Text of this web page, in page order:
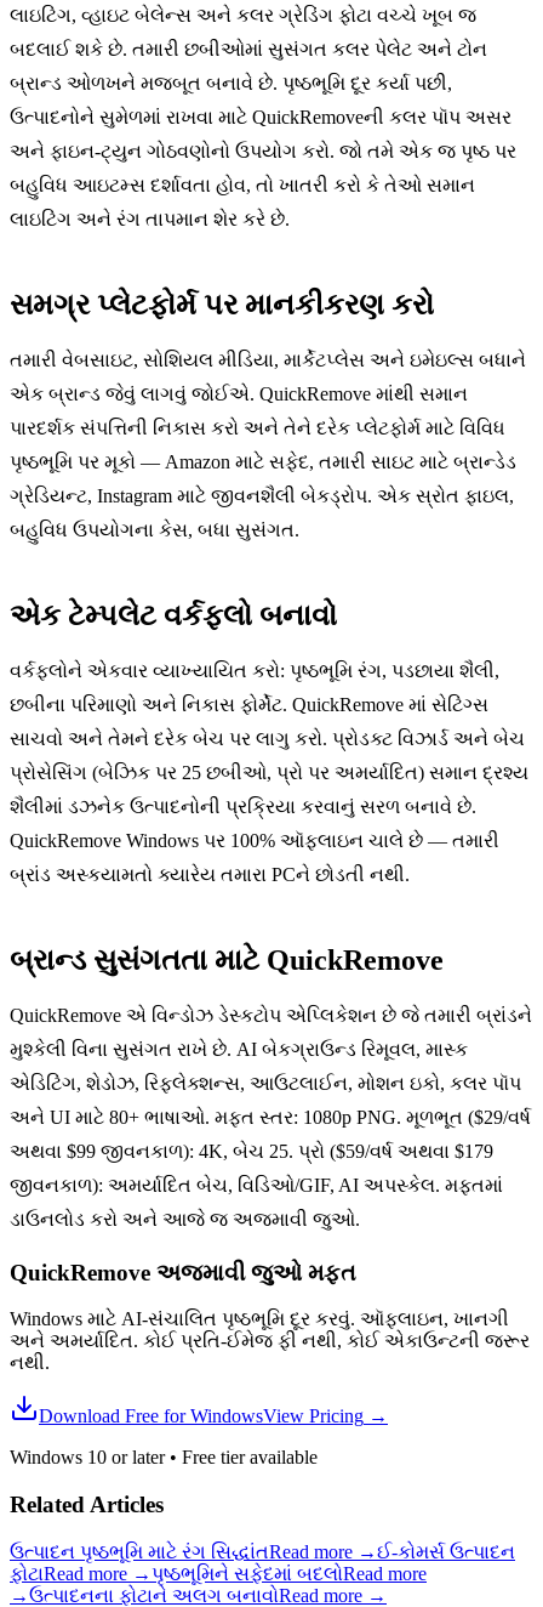
લાઇટિંગ, વ્હાઇટ બેલેન્સ અને કલર ગ્રેડિંગ ફોટા વચ્ચે ખૂબ જ
બદલાઈ શકે છે. તમારી છબીઓમાં સુસંગત કલર પેલેટ અને ટોન
બ્રાન્ડ ઓળખને મજબૂત બનાવે છે. પૃષ્ઠભૂમિ દૂર કર્યા પછી,
ઉત્પાદનોને સુમેળમાં રાખવા માટે QuickRemoveની કલર પૉપ અસર
અને ફાઇન-ટ્યુન ગોઠવણોનો ઉપયોગ કરો. જો તમે એક જ પૃષ્ઠ પર
બહુવિધ આઇટમ્સ દર્શાવતા હોવ, તો ખાતરી કરો કે તેઓ સમાન
લાઇટિંગ અને રંગ તાપમાન શેર કરે છે.
સમગ્ર પ્લેટફોર્મ પર માનકીકરણ કરો
તમારી વેબસાઇટ, સોશિયલ મીડિયા, માર્કેટપ્લેસ અને ઇમેઇલ્સ બધાને
એક બ્રાન્ડ જેવું લાગવું જોઈએ. QuickRemove માંથી સમાન
પારદર્શક સંપત્તિની નિકાસ કરો અને તેને દરેક પ્લેટફોર્મ માટે વિવિધ
પૃષ્ઠભૂમિ પર મૂકો — Amazon માટે સફેદ, તમારી સાઇટ માટે બ્રાન્ડેડ
ગ્રેડિયન્ટ, Instagram માટે જીવનશૈલી બેકડ્રોપ. એક સ્રોત ફાઇલ,
બહુવિધ ઉપયોગના કેસ, બધા સુસંગત.
એક ટેમ્પલેટ વર્કફ્લો બનાવો
વર્કફ્લોને એકવાર વ્યાખ્યાયિત કરો: પૃષ્ઠભૂમિ રંગ, પડછાયા શૈલી,
છબીના પરિમાણો અને નિકાસ ફોર્મેટ. QuickRemove માં સેટિંગ્સ
સાચવો અને તેમને દરેક બેચ પર લાગુ કરો. પ્રોડક્ટ વિઝાર્ડ અને બેચ
પ્રોસેસિંગ (બેઝિક પર 25 છબીઓ, પ્રો પર અમર્યાદિત) સમાન દ્રશ્ય
શૈલીમાં ડઝનેક ઉત્પાદનોની પ્રક્રિયા કરવાનું સરળ બનાવે છે.
QuickRemove Windows પર 100% ઑફલાઇન ચાલે છે — તમારી
બ્રાંડ અસ્કયામતો ક્યારેય તમારા PCને છોડતી નથી.
બ્રાન્ડ સુસંગતતા માટે QuickRemove
QuickRemove એ વિન્ડોઝ ડેસ્કટોપ એપ્લિકેશન છે જે તમારી બ્રાંડને
મુશ્કેલી વિના સુસંગત રાખે છે. AI બેકગ્રાઉન્ડ રિમૂવલ, માસ્ક
એડિટિંગ, શેડોઝ, રિફ્લેક્શન્સ, આઉટલાઈન, મોશન ઇકો, કલર પૉપ
અને UI માટે 80+ ભાષાઓ. મફત સ્તર: 1080p PNG. મૂળભૂત ($29/વર્ષ
અથવા $99 જીવનકાળ): 4K, બેચ 25. પ્રો ($59/વર્ષ અથવા $179
જીવનકાળ): અમર્યાદિત બેચ, વિડિઓ/GIF, AI અપસ્કેલ. મફતમાં
ડાઉનલોડ કરો અને આજે જ અજમાવી જુઓ.
QuickRemove અજમાવી જુઓ મફત
Windows માટે AI-સંચાલિત પૃષ્ઠભૂમિ દૂર કરવું. ઑફલાઇન, ખાનગી
અને અમર્યાદિત. કોઈ પ્રતિ-ઈમેજ ફી નથી, કોઈ એકાઉન્ટની જરૂર
નથી.
Download Free for WindowsView Pricing →
Windows 10 or later• Free tier available
Related Articles
ઉત્પાદન પૃષ્ઠભૂમિ માટે રંગ સિદ્ધાંતRead more →ઈ-કોમર્સ ઉત્પાદન
ફોટાRead more →પૃષ્ઠભૂમિને સફેદમાં બદલોRead more
→ઉત્પાદનના ફોટાને અલગ બનાવોRead more →